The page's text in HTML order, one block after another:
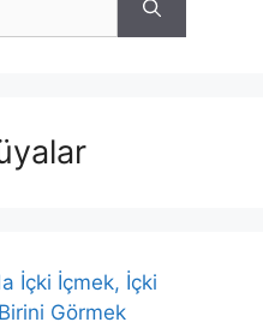
İçki İçmek, İçki
Görmek